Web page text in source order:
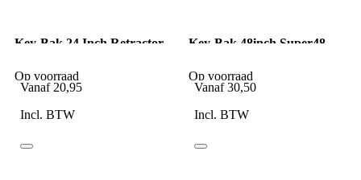
Key-Bak 24 Inch Retractor
Op voorraad
Vanaf 20,95
Incl. BTW
Key-Bak 48inch Super48
Op voorraad
Vanaf 30,50
Incl. BTW